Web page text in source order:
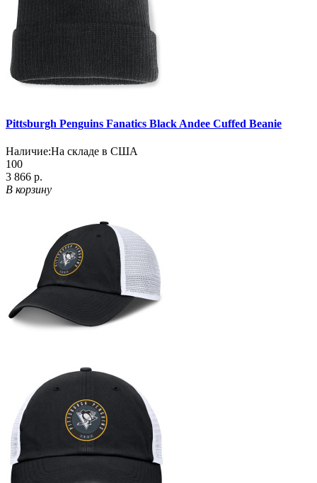
Pittsburgh Penguins Fanatics Black Andee Cuffed Beanie
Наличие:На складе в США
100
3 866 р.
В корзину